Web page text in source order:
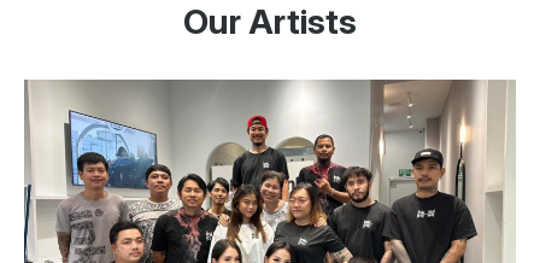
Our Artists